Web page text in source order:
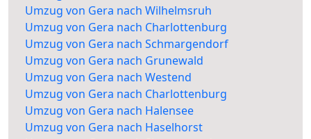
Umzug von Gera nach Wilhelmsruh
Umzug von Gera nach Charlottenburg
Umzug von Gera nach Schmargendorf
Umzug von Gera nach Grunewald
Umzug von Gera nach Westend
Umzug von Gera nach Charlottenburg
Umzug von Gera nach Halensee
Umzug von Gera nach Haselhorst